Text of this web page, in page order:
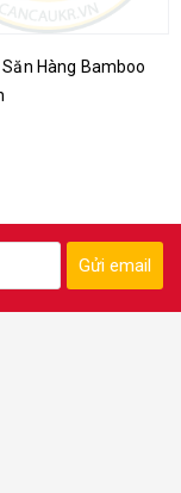
Hàng Bamboo
Gửi email